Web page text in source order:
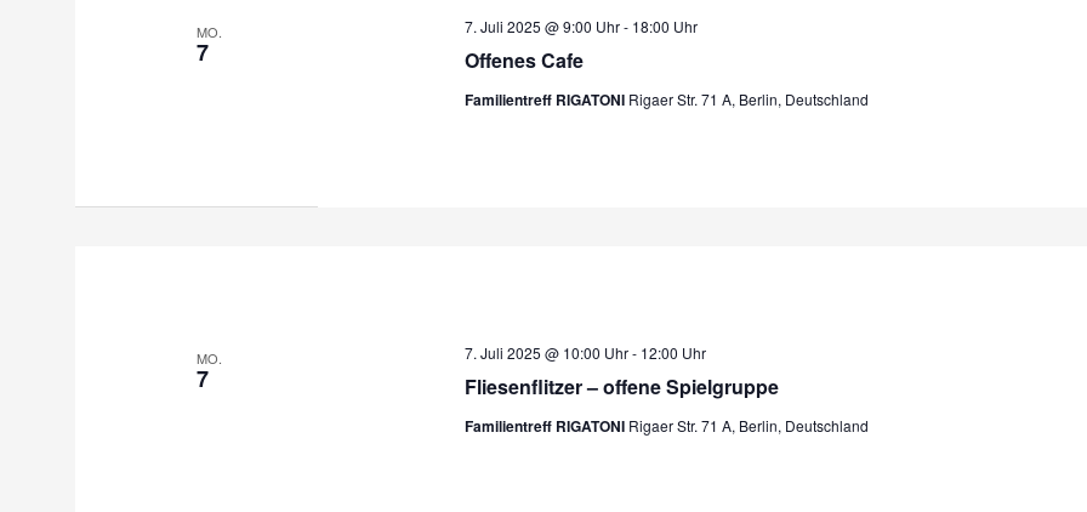
MO.
7 Offenes Cafe
7. Juli 2025 @ 9:00 Uhr- 18:00 Uhr
Familientreff RIGATONI Rigaer Str. 71 A, Berlin, Deutschland
MO.
7 Fliesenflitzer – offene Spielgruppe
7. Juli 2025 @ 10:00 Uhr- 12:00 Uhr
Familientreff RIGATONI Rigaer Str. 71 A, Berlin, Deutschland